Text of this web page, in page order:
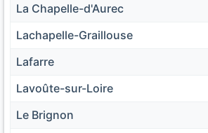
La Chapelle-d'Aurec
Lachapelle-Graillouse
Lafarre
Lavoûte-sur-Loire
Le Brignon